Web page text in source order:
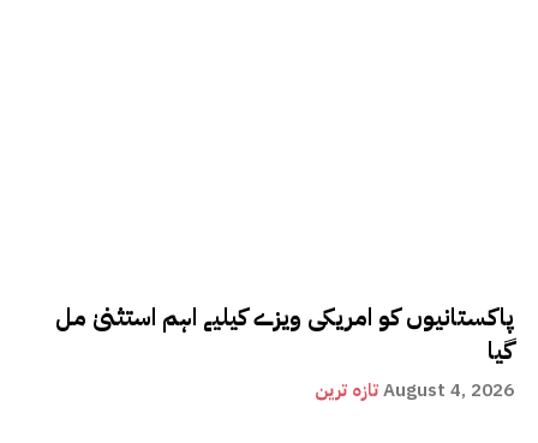
پاکستانیوں کو امریکی ویزے کیلیے اہم استثنیٰ مل
گیا
تازہ ترینAugust 4, 2026